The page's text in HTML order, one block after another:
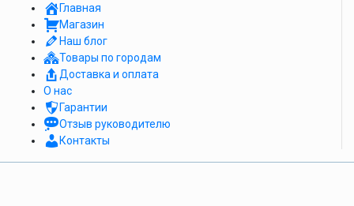
Главная
Магазин
Наш блог
Товары по городам
Доставка и оплата
О нас
Гарантии
Отзыв руководителю
Контакты